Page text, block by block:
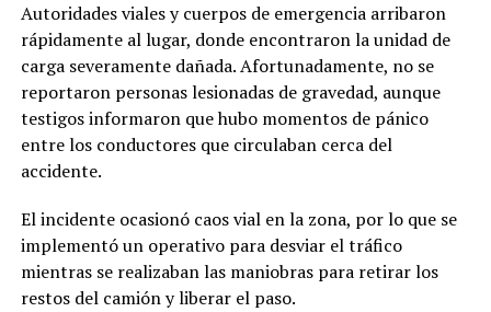
Autoridades viales y cuerpos de emergencia arribaron
rápidamente al lugar, donde encontraron la unidad de
carga severamente dañada. Afortunadamente, no se
reportaron personas lesionadas de gravedad, aunque
testigos informaron que hubo momentos de pánico
entre los conductores que circulaban cerca del
accidente.
El incidente ocasionó caos vial en la zona, por lo que se
implementó un operativo para desviar el tráfico
mientras se realizaban las maniobras para retirar los
restos del camión y liberar el paso.